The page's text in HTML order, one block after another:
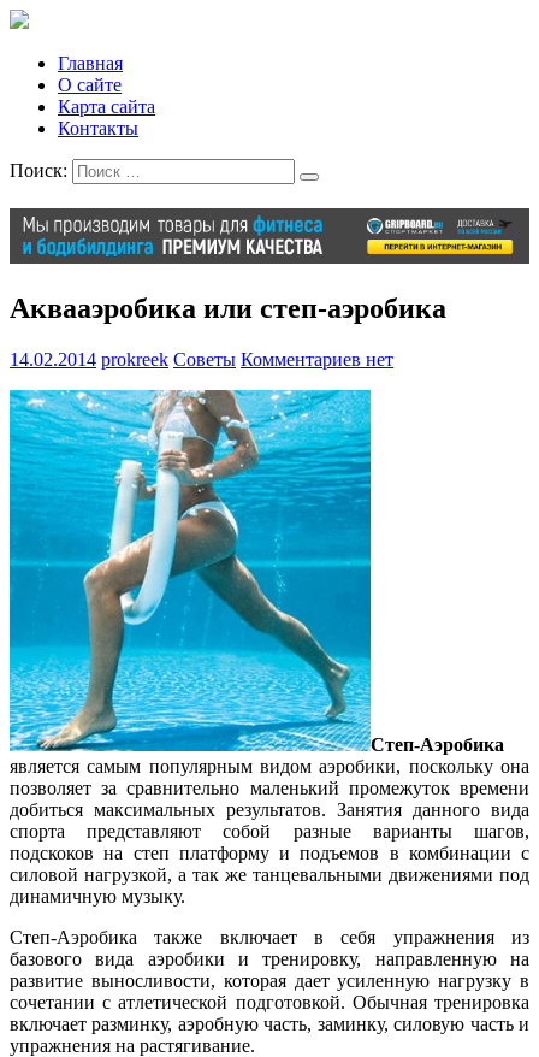
Главная
О сайте
Карта сайта
Контакты
Поиск:
Аквааэробика или степ-аэробика
14.02.2014 prokreek Советы Комментариев нет
Степ-Аэробика
является самым популярным видом аэробики, поскольку она
позволяет за сравнительно маленький промежуток времени
добиться максимальных результатов. Занятия данного вида
спорта представляют собой разные варианты шагов,
подскоков на степ платформу и подъемов в комбинации с
силовой нагрузкой, а так же танцевальными движениями под
динамичную музыку.
Степ-Аэробика также включает в себя упражнения из
базового вида аэробики и тренировку, направленную на
развитие выносливости, которая дает усиленную нагрузку в
сочетании с атлетической подготовкой. Обычная тренировка
включает разминку, аэробную часть, заминку, силовую часть и
упражнения на растягивание.